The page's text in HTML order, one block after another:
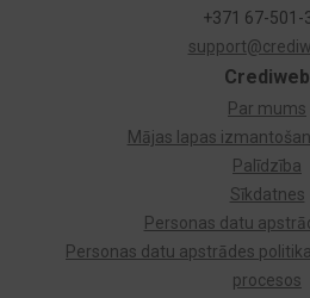
Crediweb
Par mums
Mājas lapas
Palīdzība
Sīkdatnes
Personas datu
Personas datu apstrādes
procesos
+371 67-501-